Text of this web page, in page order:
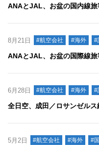
ANAとJAL、お盆の国内線
8月21日 #航空会社 #海外 #
ANAとJAL、お盆の国際線
6月28日 #航空会社 #海外 #
全日空、成田／ロサンゼル
5月2日 #航空会社 #海外 #